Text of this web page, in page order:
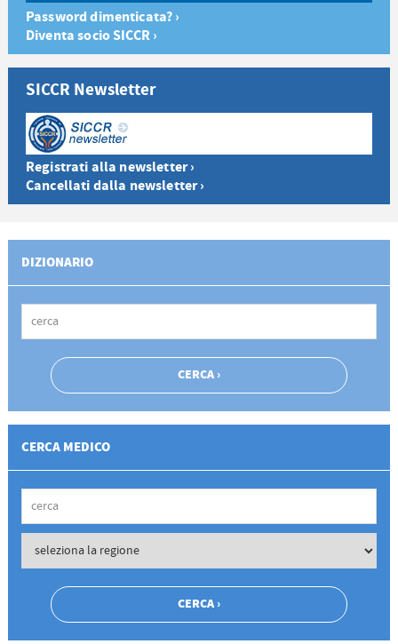
Password dimenticata? ›
Diventa socio SICCR ›
SICCR Newsletter
Registrati alla newsletter ›
Cancellati dalla newsletter ›
DIZIONARIO
CERCA MEDICO